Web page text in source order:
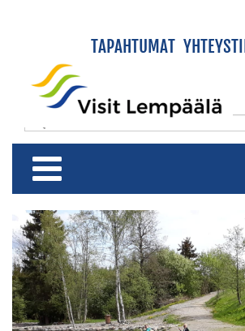
TAPAHTUMAT
Etusivu
Majoitu & Rentoudu
Shoppaile & Nauti
Matkailuesite